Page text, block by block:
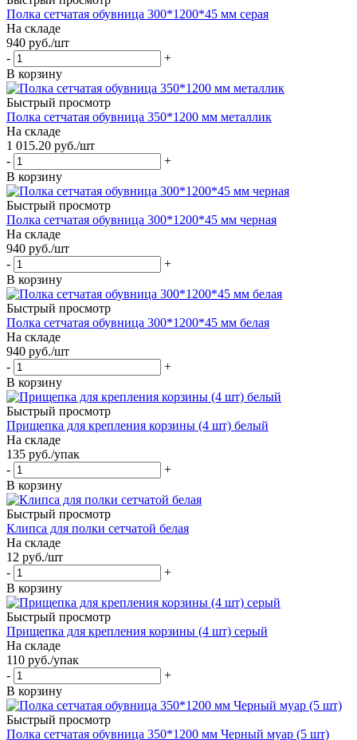
Полка сетчатая обувница 300*1200*45 мм серая
На складе
940 руб./шт
-
+
В корзину
Быстрый просмотр
Полка сетчатая обувница 350*1200 мм металлик
На складе
1 015.20 руб./шт
-
+
В корзину
Быстрый просмотр
Полка сетчатая обувница 300*1200*45 мм черная
На складе
940 руб./шт
-
+
В корзину
Быстрый просмотр
Полка сетчатая обувница 300*1200*45 мм белая
На складе
940 руб./шт
-
+
В корзину
Быстрый просмотр
Прищепка для крепления корзины (4 шт) белый
На складе
135 руб./упак
-
+
В корзину
Быстрый просмотр
Клипса для полки сетчатой белая
На складе
12 руб./шт
-
+
В корзину
Быстрый просмотр
Прищепка для крепления корзины (4 шт) серый
На складе
110 руб./упак
-
+
В корзину
Быстрый просмотр
Полка сетчатая обувница 350*1200 мм Черный муар (5 шт)